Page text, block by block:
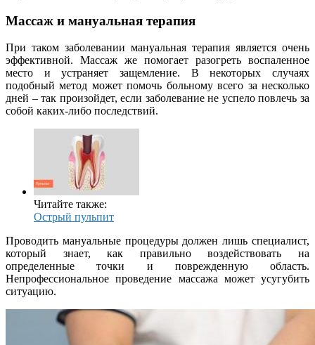
Массаж и мануальная терапия
При таком заболевании мануальная терапия является очень
эффективной. Массаж же помогает разогреть воспаленное
место и устраняет защемление. В некоторых случаях
подобный метод может помочь больному всего за несколько
дней – так произойдет, если заболевание не успело повлечь за
собой каких-либо последствий.
Читайте также:
Острый пульпит
Проводить мануальные процедуры должен лишь специалист,
который знает, как правильно воздействовать на
определенные точки и поврежденную область.
Непрофессиональное проведение массажа может усугубить
ситуацию.